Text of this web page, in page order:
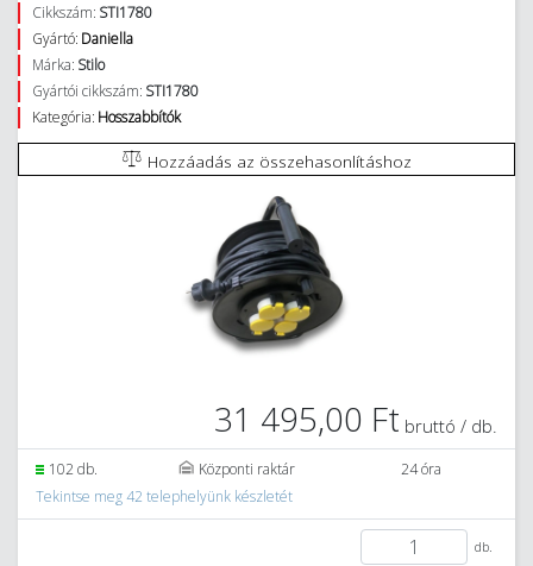
Cikkszám: STI1780
Gyártó: Daniella
Márka: Stilo
Gyártói cikkszám: STI1780
Kategória: Hosszabbítók
Hozzáadás az összehasonlításhoz
31 495,00 Ft bruttó / db.
102 db. Központi raktár
24 óra
Tekintse meg 42 telephelyünk készletét
db.